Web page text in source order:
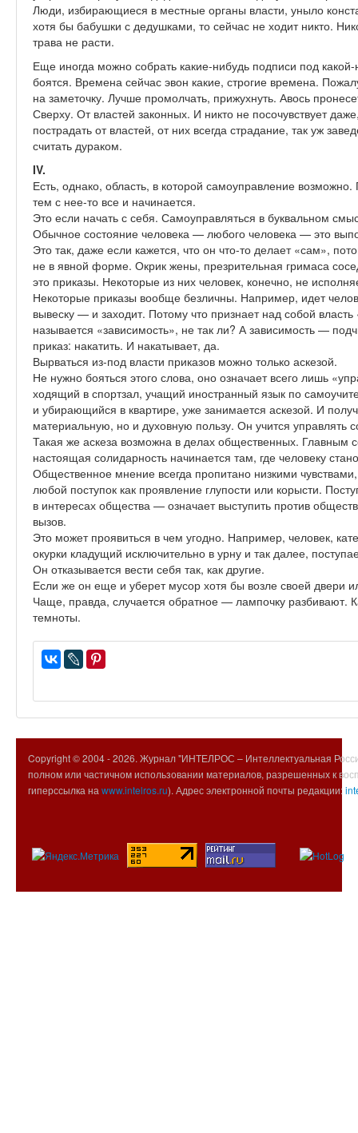
Люди, избирающиеся в местные органы власти, уныло
хотя бы бабушки с дедушками, то сейчас не ходит никто.
трава не расти.
Еще иногда можно собрать какие-нибудь подписи под
боятся. Времена сейчас эвон какие, строгие времена.
на заметочку. Лучше промолчать, прижухнуть. Авось
Сверху. От властей законных. И никто не посочувствует
пострадать от властей, от них всегда страдание, так уж
считать дураком.
IV.
Есть, однако, область, в которой самоуправление
тем с нее-то все и начинается.
Это если начать с себя. Самоуправляться в буквальном
Обычное состояние человека — любого человека — это
Это так, даже если кажется, что он что-то делает «сам»,
не в явной форме. Окрик жены, презрительная гримаса
это приказы. Некоторые из них человек, конечно, не
Некоторые приказы вообще безличны. Например, идет
вывеску — и заходит. Потому что признает над собой
называется «зависимость», не так ли? А зависимость —
приказ: накатить. И накатывает, да.
Вырваться из-под власти приказов можно только аскезой.
Не нужно бояться этого слова, оно означает всего лишь
ходящий в спортзал, учащий иностранный язык по
и убирающийся в квартире, уже занимается аскезой. И
материальную, но и духовную пользу. Он учится управлять
Такая же аскеза возможна в делах общественных. Главным
настоящая солидарность начинается там, где человеку
Общественное мнение всегда пропитано низкими чувствами,
любой поступок как проявление глупости или корысти.
в интересах общества — означает выступить против
вызов.
Это может проявиться в чем угодно. Например, человек,
окурки кладущий исключительно в урну и так далее,
Он отказывается вести себя так, как другие.
Если же он еще и уберет мусор хотя бы возле своей двери
Чаще, правда, случается обратное — лампочку разбивают.
темноты.
Copyright © 2004 -2026. Журнал "ИНТЕЛРОС – Интеллектуальная
полном или частичном использовании материалов, разрешенных к
гиперссылка на www.intelros.ru). Адрес электронной почты редакции: